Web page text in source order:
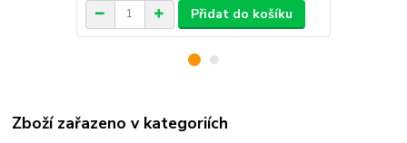
Přidat do košíku
Zboží zařazeno v kategoriích